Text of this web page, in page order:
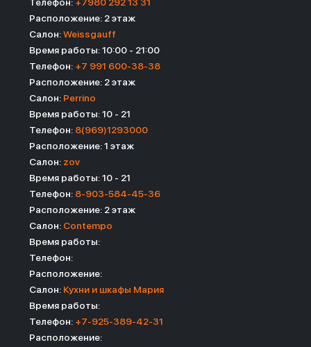
Расположение: 2 этаж
Салон:Weissgauff
Время работы: 10:00 - 21:00
Телефон: +7 991 600-38-38
Расположение: 2 этаж
Салон: Perrino
Время работы: 10 - 21
Телефон: 8(969)1293000
Расположение: 1 этаж
Салон: zov
Время работы: 10 - 21
Телефон: 8-903-584-45-36
Расположение: 2 этаж
Салон: Contempo
Время работы:
Телефон:
Расположение:
Салон: Кухни и шкафы Мария
Время работы:
Телефон: +7-925-389-42-31
Расположение: